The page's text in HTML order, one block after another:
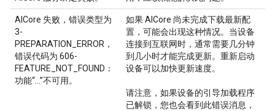
AICore 失败，错误类型为
3-
PREPARATION_ERROR，
错误代码为 606-
FEATURE_NOT_FOUND：
功能“...”不可用。
如果 AICore 尚未完成下载最新配
置，可能会出现这种情况。当设备
连接到互联网时，通常需要几分钟
到几小时才能完成更新。重新启动
设备可以加快更新速度。
请注意，如果设备的引导加载程序
已解锁，您也会看到此错误消息，